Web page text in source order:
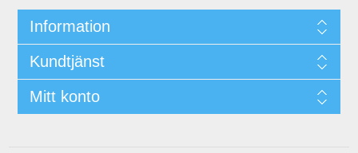
Information
Kundtjänst
Mitt konto